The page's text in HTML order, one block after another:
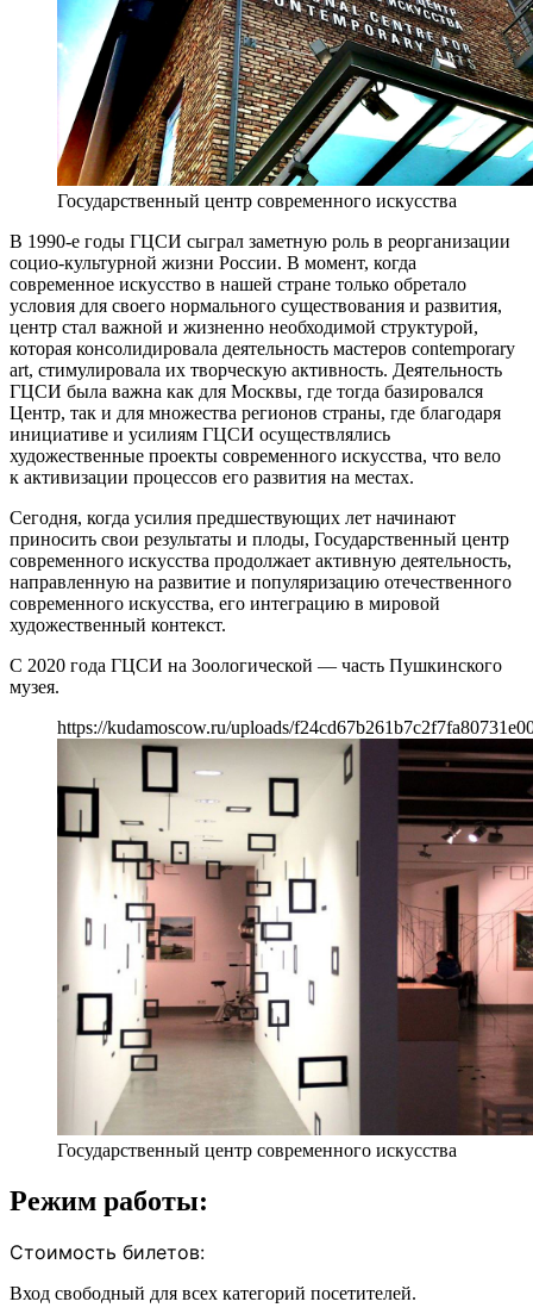
Государственный центр современного искусства
В 1990-е годы ГЦСИ сыграл заметную роль в реорганизации
социо-культурной жизни России. В момент, когда
современное искусство в нашей стране только обретало
условия для своего нормального существования и развития,
центр стал важной и жизненно необходимой структурой,
которая консолидировала деятельность мастеров contemporary
art, стимулировала их творческую активность. Деятельность
ГЦСИ была важна как для Москвы, где тогда базировался
Центр, так и для множества регионов страны, где благодаря
инициативе и усилиям ГЦСИ осуществлялись
художественные проекты современного искусства, что вело
к активизации процессов его развития на местах.
Сегодня, когда усилия предшествующих лет начинают
приносить свои результаты и плоды, Государственный центр
современного искусства продолжает активную деятельность,
направленную на развитие и популяризацию отечественного
современного искусства, его интеграцию в мировой
художественный контекст.
С 2020 года ГЦСИ на Зоологической — часть Пушкинского
музея.
https://kudamoscow.ru/uploads/
Государственный центр современного искусства
Режим работы:
Стоимость билетов:
Вход свободный для всех категорий посетителей.